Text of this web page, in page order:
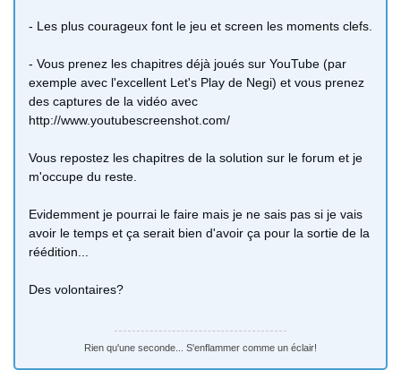
- Les plus courageux font le jeu et screen les moments clefs.
- Vous prenez les chapitres déjà joués sur YouTube (par
exemple avec l'excellent Let's Play de Negi) et vous prenez
des captures de la vidéo avec
http://www.youtubescreenshot.com/
Vous repostez les chapitres de la solution sur le forum et je
m'occupe du reste.
Evidemment je pourrai le faire mais je ne sais pas si je vais
avoir le temps et ça serait bien d'avoir ça pour la sortie de la
réédition...
Des volontaires?
Rien qu'une seconde... S'enflammer comme un éclair!